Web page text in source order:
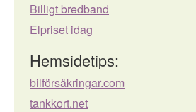
Billigt bredband
Elpriset idag
Hemsidetips:
bilförsäkringar.com
tankkort.net